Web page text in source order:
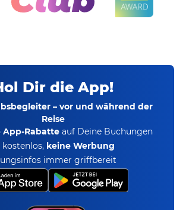
Dir die App!
– vor und während der
Reise
App-Rabatte auf Deine Buchungen
keine Werbung
immer griffbereit